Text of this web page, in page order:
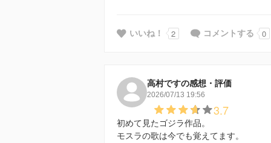
いいね！ 2 コメントする 0
高村ですの感想・評価
2026/07/13 19:56
3.7
初めて見たゴジラ作品。
モスラの歌は今でも覚えてます。